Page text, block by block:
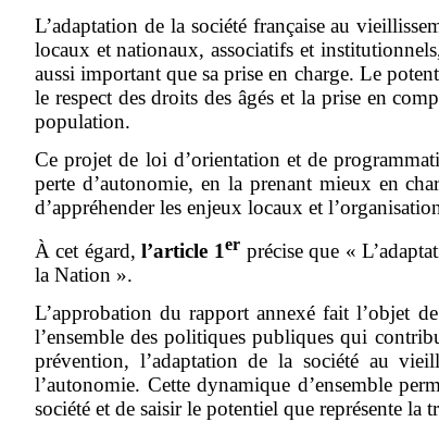
L’adaptation de la société française au
locaux et nationaux, associatifs et
aussi important que sa prise en charge. Le
le respect des droits des âgés et la prise en
population.
Ce projet de loi d’orientation et de
perte d’autonomie, en la prenant mieux en
d’appréhender les enjeux locaux et
À cet égard,l’article 1er précise que «
la Nation ».
L’approbation du rapport annexé fait l’objet de
l’ensemble des politiques publiques qui
prévention, l’adaptation de la société au
l’autonomie. Cette dynamique d’ensemble
société et de saisir le potentiel que représente